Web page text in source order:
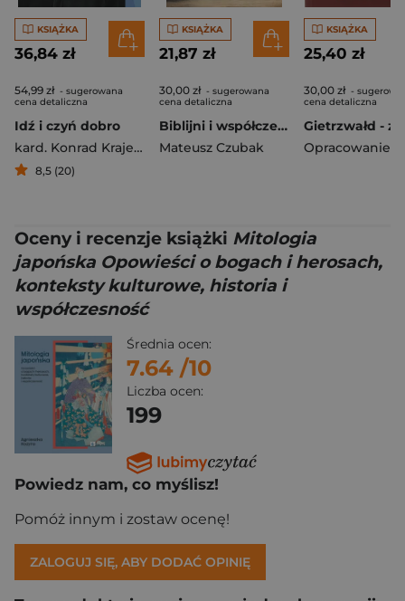
KSIĄŻKA
36,84 zł
54,99 zł - sugerowana
cena detaliczna
Idź i czyń dobro
kard. Konrad Krajewski
,Krzysztof Tadej
8,5 (20)
KSIĄŻKA
21,87 zł
30,00 zł - sugerowana
cena detaliczna
Biblijni i współcześni pielgrzymi nadziei 2. Między ciemnością a światłem
Mateusz Czubak
KSIĄŻKA
25,40 zł
30,00 zł -
cena detaliczna
Oceny i recenzje książki Mitologia
japońska Opowieści o bogach i herosach,
konteksty kulturowe, historia i
współczesność
Średnia ocen:
7.64 /10
Liczba ocen:
199
Powiedz nam, co myślisz!
Pomóż innym i zostaw ocenę!
ZALOGUJ SIĘ, ABY DODAĆ OPINIĘ